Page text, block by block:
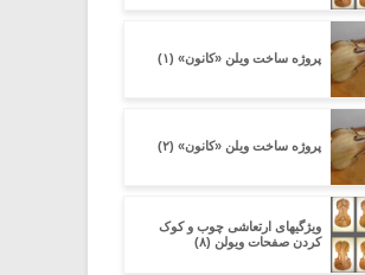
پروژه ساخت ویلن «کانون» (۱)
پروژه ساخت ویلن «کانون» (۲)
ویژگیهای ارتعاشی چوب و کوک
کردن صفحات ویولن (۸)